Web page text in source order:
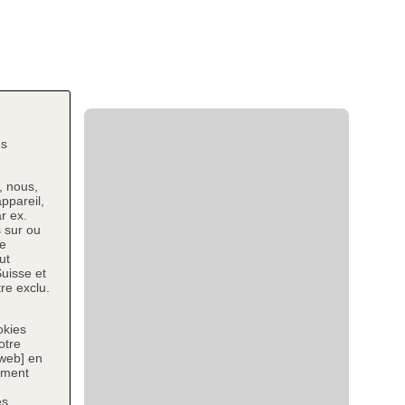
nous,
ex.
sur ou
et
exclu.
en